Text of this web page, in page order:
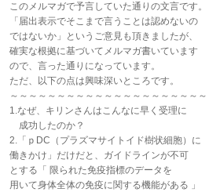
このメルマガで予言していた通りの文言です。
「届出表示でそこまで言うことは認めないの
ではないか」というご意見も頂きましたが、
確実な根拠に基づいてメルマガ書いています
ので、言った通りになっています。
ただ、以下の点は興味深いところです。
～～～～～～～～～～～～～～～～～～～～～
1.なぜ、キリンさんはこんなに早く受理に
成功したのか？
2.「ｐDC（プラズマサイトイド樹状細胞）に
働きかけ」だけだと、ガイドラインが不可
とする「 限られた免疫指標のデータを
用いて身体全体の免疫に関する機能がある 」